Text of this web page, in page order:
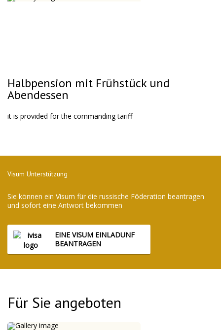
Halbpension mit Frühstück und
Abendessen
it is provided for the commanding tariff
Visum Unterstützung
Sie können ein Visum für die russische Föderation beantragen
und sofort eine Antwort bekommen
EINE VISUM EINLADUNF
BEANTRAGEN
Für Sie angeboten